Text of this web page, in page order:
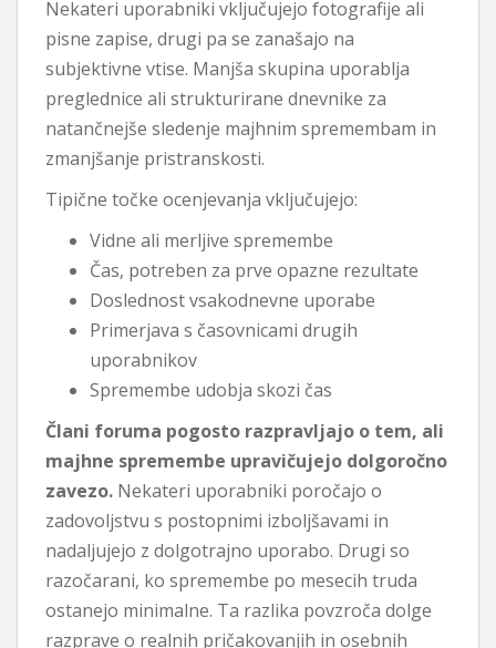
Nekateri uporabniki vključujejo fotografije ali
pisne zapise, drugi pa se zanašajo na
subjektivne vtise. Manjša skupina uporablja
preglednice ali strukturirane dnevnike za
natančnejše sledenje majhnim spremembam in
zmanjšanje pristranskosti.
Tipične točke ocenjevanja vključujejo:
Vidne ali merljive spremembe
Čas, potreben za prve opazne rezultate
Doslednost vsakodnevne uporabe
Primerjava s časovnicami drugih
uporabnikov
Spremembe udobja skozi čas
Člani foruma pogosto razpravljajo o tem, ali
majhne spremembe upravičujejo dolgoročno
zavezo. Nekateri uporabniki poročajo o
zadovoljstvu s postopnimi izboljšavami in
nadaljujejo z dolgotrajno uporabo. Drugi so
razočarani, ko spremembe po mesecih truda
ostanejo minimalne. Ta razlika povzroča dolge
razprave o realnih pričakovanjih in osebnih